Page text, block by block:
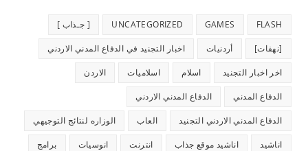
FLASH
GAMES
UNCATEGORIZED [ جـذاب ]
[نهفات] أردنيات اخبار التجنيد في الدفاع المدني الاردني
اخر اخبار التجنيد اسلام اسلاميات الاردن
الدفاع المدني الدفاع المدني الاردني
الدفاع المدني الاردني التجنيد العاب الوزاره لنتائج التوجيهي
اناشيد اناشيد موقع جذاب انترنت انوسيات برامج